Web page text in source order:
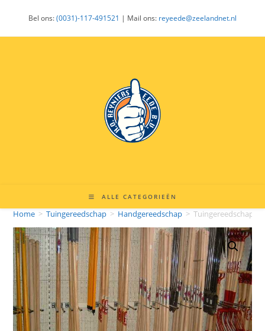
inhoud
Bel ons:(0031)-117-491521 | Mail ons: reyeede@zeelandnet.nl
ALLE CATEGORIEËN
Home > Tuingereedschap > Handgereedschap > Tuingereedschap